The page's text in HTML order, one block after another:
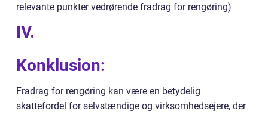
relevante punkter vedrørende fradrag for rengøring)
IV.
Konklusion:
Fradrag for rengøring kan være en betydelig
skattefordel for selvstændige og virksomhedsejere, der